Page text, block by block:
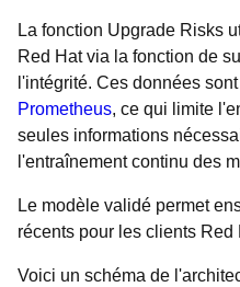
La fonction Upgrade Risks
Red Hat via la fonction de
l'intégrité. Ces données
Prometheus, ce qui limite
seules informations
l'entraînement continu des
Le modèle validé permet
récents pour les clients Red
Voici un schéma de